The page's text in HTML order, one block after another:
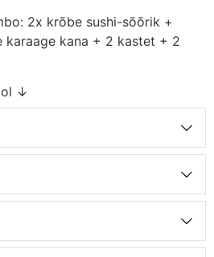
2x krõbe sushi-sõõrik +
kana + 2 kastet + 2
↓